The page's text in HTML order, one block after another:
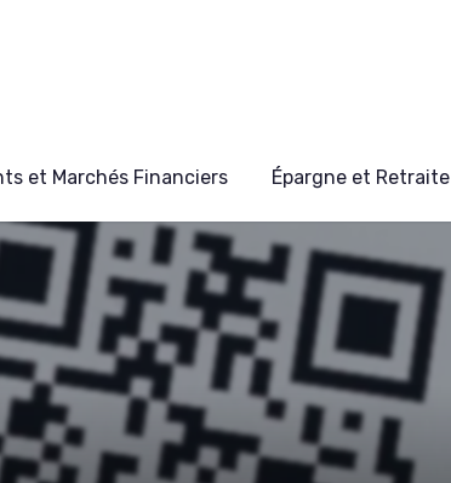
et Marchés Financiers Épargne et Retraite